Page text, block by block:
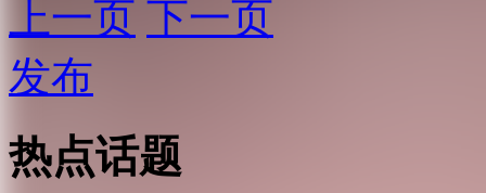
上一页 下一页
发布
热点话题